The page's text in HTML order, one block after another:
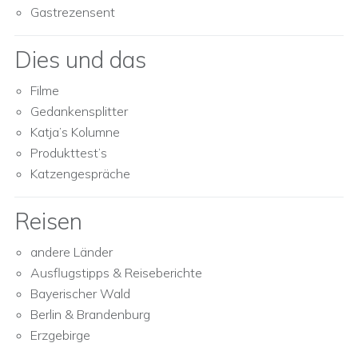
Gastrezensent
Dies und das
Filme
Gedankensplitter
Katja’s Kolumne
Produkttest’s
Katzengespräche
Reisen
andere Länder
Ausflugstipps & Reiseberichte
Bayerischer Wald
Berlin & Brandenburg
Erzgebirge